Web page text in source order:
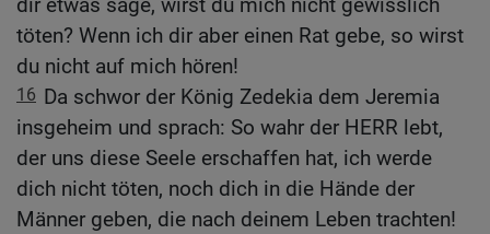
dir etwas sage, wirst du mich nicht gewisslich
töten? Wenn ich dir aber einen Rat gebe, so wirst
du nicht auf mich hören!
16 Da schwor der König Zedekia dem Jeremia
insgeheim und sprach: So wahr der HERR lebt,
der uns diese Seele erschaffen hat, ich werde
dich nicht töten, noch dich in die Hände der
Männer geben, die nach deinem Leben trachten!